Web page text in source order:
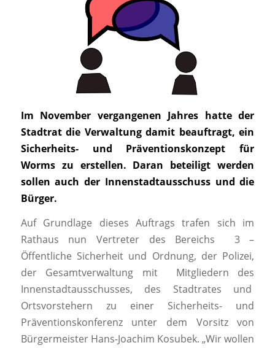
Im November vergangenen Jahres hatte der
Stadtrat die Verwaltung damit beauftragt, ein
Sicherheits- und Präventionskonzept für
Worms zu erstellen. Daran beteiligt werden
sollen auch der Innenstadtausschuss und die
Bürger.
Auf Grundlage dieses Auftrags trafen sich im
Rathaus nun Vertreter des Bereichs 3 –
Öffentliche Sicherheit und Ordnung, der Polizei,
der Gesamtverwaltung mit Mitgliedern des
Innenstadtausschusses, des Stadtrates und
Ortsvorstehern zu einer Sicherheits- und
Präventionskonferenz unter dem Vorsitz von
Bürgermeister Hans-Joachim Kosubek. „Wir wollen